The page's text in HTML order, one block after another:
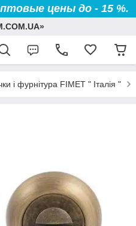
цены до - 15 %.
і фурнітура FIMET " Італія "